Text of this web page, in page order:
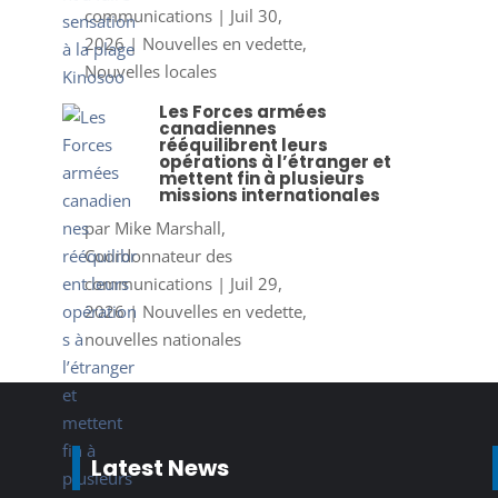
communications| Juil 30,
2026| Nouvelles en vedette,
Nouvelles locales
Les Forces armées
canadiennes
rééquilibrent leurs
opérations à l’étranger et
mettent fin à plusieurs
missions internationales
par Mike Marshall,
Coordonnateur des
communications| Juil 29,
2026| Nouvelles en vedette,
nouvelles nationales
Latest News